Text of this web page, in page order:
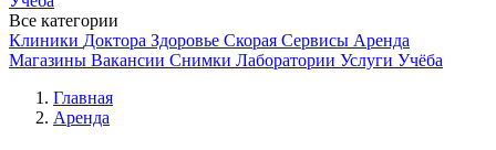
Все категории
Клиники Доктора Здоровье Скорая Сервисы Аренда
Магазины Вакансии Снимки Лаборатории Услуги Учёба
Главная
Аренда